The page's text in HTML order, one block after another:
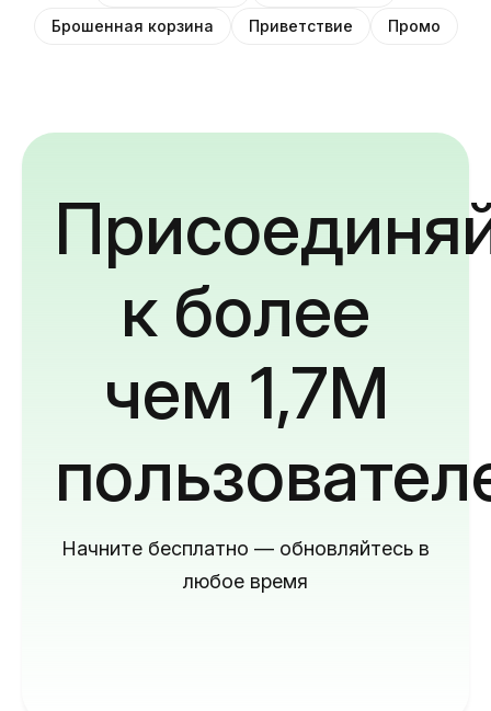
Брошенная корзина
Приветствие Промо
к более
чем 1,7M
Начните бесплатно — обновляйтесь в
любое время